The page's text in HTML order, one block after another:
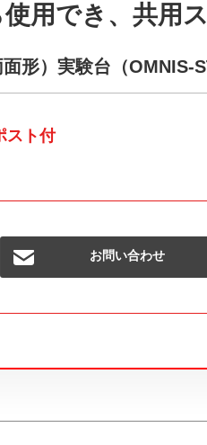
用でき、共用
形）実験台（OMNIS-
スト付
お問い合わせ